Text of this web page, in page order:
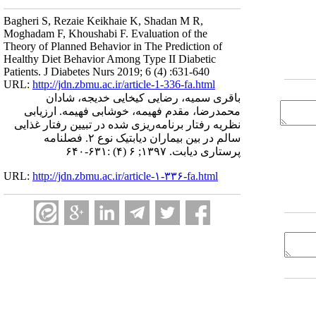
Bagheri S, Rezaie Keikhaie K, Shadan M R,
Moghadam F, Khoushabi F. Evaluation of the
Theory of Planned Behavior in The Prediction of
Healthy Diet Behavior Among Type II Diabetic
Patients. J Diabetes Nurs 2019; 6 (4) :631-640
URL: http://jdn.zbmu.ac.ir/article-1-336-fa.html
باقری سمیه، رضایی کیخایی خدیجه، شادان
محمدرضا، مقدم فهیمه، خوشابی فهیمه. ارزیابی
نظریه رفتار برنامه‌ریزی شده در تبیین رفتار غذایی
سالم در بین بیماران دیابتیک نوع ۲. فصلنامه
پرستاری دیابت. ۱۳۹۷; ۶ (۴) :۶۳۱-۶۴۰
URL: http://jdn.zbmu.ac.ir/article-۱-۳۳۶-fa.html